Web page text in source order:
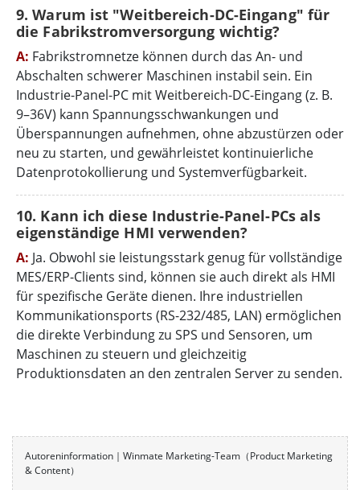
9. Warum ist "Weitbereich-DC-Eingang" für
die Fabrikstromversorgung wichtig?
A: Fabrikstromnetze können durch das An- und
Abschalten schwerer Maschinen instabil sein. Ein
Industrie-Panel-PC mit Weitbereich-DC-Eingang (z. B.
9–36V) kann Spannungsschwankungen und
Überspannungen aufnehmen, ohne abzustürzen oder
neu zu starten, und gewährleistet kontinuierliche
Datenprotokollierung und Systemverfügbarkeit.
10. Kann ich diese Industrie-Panel-PCs als
eigenständige HMI verwenden?
A: Ja. Obwohl sie leistungsstark genug für vollständige
MES/ERP-Clients sind, können sie auch direkt als HMI
für spezifische Geräte dienen. Ihre industriellen
Kommunikationsports (RS-232/485, LAN) ermöglichen
die direkte Verbindung zu SPS und Sensoren, um
Maschinen zu steuern und gleichzeitig
Produktionsdaten an den zentralen Server zu senden.
Autoreninformation｜Winmate Marketing-Team（Product Marketing
& Content）